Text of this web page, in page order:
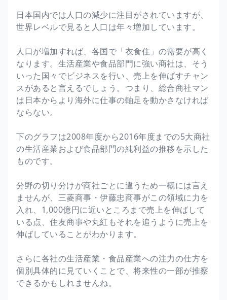
日本国内では人口の減少に注目がされていますが、
世界レベルで見ると人口は年々増加しています。
人口が増加すれば、各国で「衣食住」の需要が高く
なります。生活産業や食品部門に強い商社は、そう
いった国々でビジネスを行い、売上を伸ばすチャン
スがあると言えるでしょう。つまり、総合商社マン
は日本からより海外に仕事の軸足を動かさなければ
ならない。
下のグラフは2008年度から2016年度までの5大商社
の生活産業および食品部門の純利益の推移を示した
ものです。
分野の切り分けが商社ごとに違うため一概には言え
ませんが、三菱商事・伊藤忠商事がこの領域に力を
入れ、1,000億円に近いところまで売上を伸ばして
いる点、住友商事や丸紅もそれを追うように売上を
伸ばしていることがわかります。
さらに各社の生活産業・食品産業への注力の仕方を
個別具体的に見ていくことで、将来性の一部が推察
できるかもしれませんね。